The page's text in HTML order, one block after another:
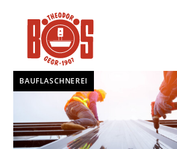
BAUFLASCHNEREI